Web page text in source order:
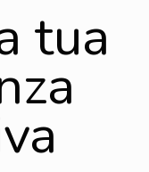
tua